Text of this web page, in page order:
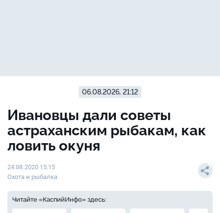
06.08.2026, 21:12
Ивановцы дали советы
астраханским рыбакам, как
ловить окуня
24.08.2020 15:15
Охота и рыбалка
Читайте «КаспийИнфо» здесь: